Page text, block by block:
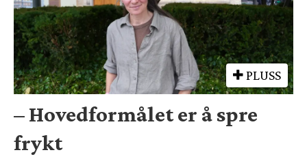
PLUSS
– Hovedformålet er å spre
frykt